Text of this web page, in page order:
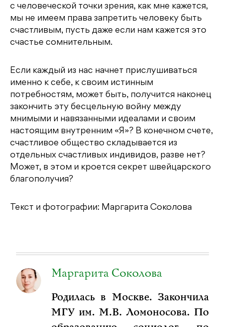
с человеческой точки зрения, как мне кажется,
мы не имеем права запретить человеку быть
счастливым, пусть даже если нам кажется это
счастье сомнительным.
Если каждый из нас начнет прислушиваться
именно к себе, к своим истинным
потребностям, может быть, получится наконец
закончить эту бесцельную войну между
мнимыми и навязанными идеалами и своим
настоящим внутренним «Я»? В конечном счете,
счастливое общество складывается из
отдельных счастливых индивидов, разве нет?
Может, в этом и кроется секрет швейцарского
благополучия?
Текст и фотографии: Маргарита Соколова
Маргарита Соколова
Родилась в Москве. Закончила
МГУ им. М.В. Ломоносова. По